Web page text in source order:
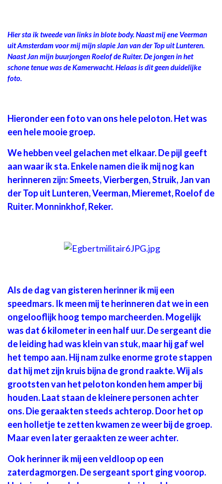
Hier sta ik tweede van links in blote body. Naast mij ene Veerman
uit Amsterdam voor mij mijn slapie Jan van der Top uit Lunteren.
Naast Jan mijn buurjongen Roelof de Ruiter. De jongen in het
schone tenue was de Kamerwacht. Helaas is dit geen duidelijke
foto.
Hieronder een foto van ons hele peloton. Het was
een hele mooie groep.
We hebben veel gelachen met elkaar. De pijl geeft
aan waar ik sta. Enkele namen die ik mij nog kan
herinneren zijn: Smeets, Vierbergen, Struik, Jan van
der Top uit Lunteren, Veerman, Mieremet, Roelof de
Ruiter. Monninkhof, Reker.
Als de dag van gisteren herinner ik mij een
speedmars. Ik meen mij te herinneren dat we in een
ongelooflijk hoog tempo marcheerden. Mogelijk
was dat 6 kilometer in een half uur. De sergeant die
de leiding had was klein van stuk, maar hij gaf wel
het tempo aan. Hij nam zulke enorme grote stappen
dat hij met zijn kruis bijna de grond raakte. Wij als
grootsten van het peloton konden hem amper bij
houden. Laat staan de kleinere personen achter
ons. Die geraakten steeds achterop. Door het op
een holletje te zetten kwamen ze weer bij de groep.
Maar even later geraakten ze weer achter.
Ook herinner ik mij een veldloop op een
zaterdagmorgen. De sergeant sport ging voorop.